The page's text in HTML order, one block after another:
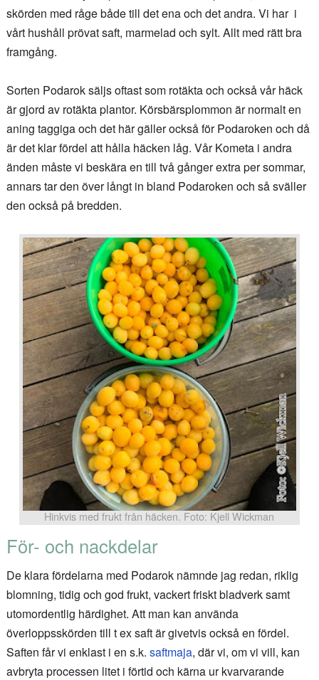
skörden med råge både till det ena och det andra. Vi har i
vårt hushåll prövat saft, marmelad och sylt. Allt med rätt bra
framgång.
Sorten Podarok säljs oftast som rotäkta och också vår häck
är gjord av rotäkta plantor. Körsbärsplommon är normalt en
aning taggiga och det här gäller också för Podaroken och då
är det klar fördel att hålla häcken låg. Vår Kometa i andra
änden måste vi beskära en till två gånger extra per sommar,
annars tar den över långt in bland Podaroken och så sväller
den också på bredden.
Hinkvis med frukt från häcken. Foto: Kjell Wickman
För- och nackdelar
De klara fördelarna med Podarok nämnde jag redan, riklig
blomning, tidig och god frukt, vackert friskt bladverk samt
utomordentlig härdighet. Att man kan använda
överloppsskörden till t ex saft är givetvis också en fördel.
Saften får vi enklast i en s.k. saftmaja, där vi, om vi vill, kan
avbryta processen litet i förtid och kärna ur kvarvarande